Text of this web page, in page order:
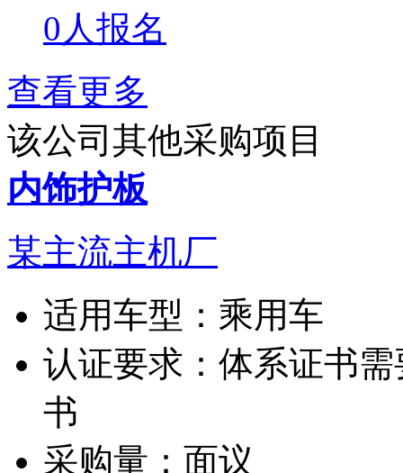
0人报名
查看更多
该公司其他采购项目
内饰护板
某主流主机厂
适用车型： 乘用车
认证要求： 体系证书
书
采购量： 面议